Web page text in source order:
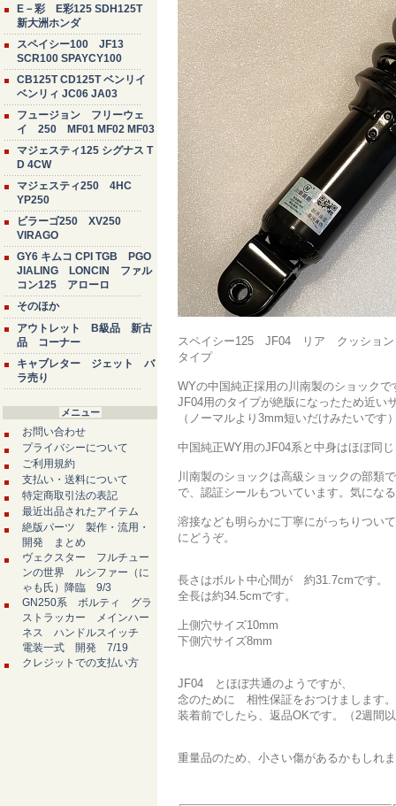
E－彩 E彩125 SDH125T
新大洲ホンダ
スペイシー100 JF13
SCR100 SPAYCY100
CB125T CD125T ベンリイ
ベンリィ JC06 JA03
フュージョン フリーウェ
イ 250 MF01 MF02 MF03
マジェスティ125 シグナス T
D 4CW
マジェスティ250 4HC
YP250
ビラーゴ250 XV250
VIRAGO
GY6 キムコ CPI TGB PGO
JIALING LONCIN ファル
コン125 アローロ
そのほか
アウトレット B級品 新古
品 コーナー
キャブレター ジェット バ
ラ売り
メニュー
お問い合わせ
プライバシーについて
ご利用規約
支払い・送料について
特定商取引法の表記
最近出品されたアイテム
絶版パーツ 製作・流用・
開発 まとめ
ヴェクスター フルチュー
ンの世界 ルシファー（に
ゃも氏）降臨 9/3
GN250系 ボルティ グラ
ストラッカー メインハー
ネス ハンドルスイッチ
電装一式 開発 7/19
クレジットでの支払い方
スペイシー125 JF04 リア クッショ
タイプ
WYの中国純正採用の川南製のショックで
JF04用のタイプが絶版になったため近い
（ノーマルより3mm短いだけみたいです
中国純正WY用のJF04系と中身はほぼ同
川南製のショックは高級ショックの部類
で、認証シールもついています。気にな
溶接なども明らかに丁寧にがっちりつい
にどうぞ。
長さはボルト中心間が 約31.7cmです。
全長は約34.5cmです。
上側穴サイズ10mm
下側穴サイズ8mm
JF04 とほぼ共通のようですが、
念のために 相性保証をおつけまします。
装着前でしたら、返品OKです。（2週間
重量品のため、小さい傷があるかもしれ